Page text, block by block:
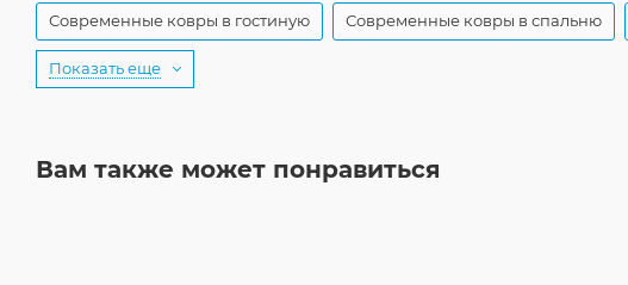
Современные ковры в гостиную Современные ковры в спальню
Показать еще
Вам также может понравиться